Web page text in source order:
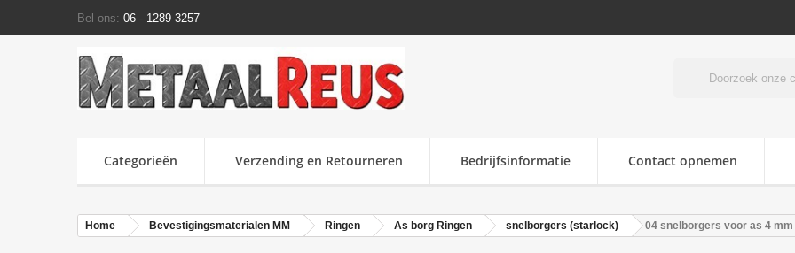
Bel ons: 06 - 1289 3257
Categorieën Verzending en Retourneren Bedrijfsinformatie Contact opnemen
Home Bevestigingsmaterialen MM Ringen As borg Ringen snelborgers (starlock) 04 snelborgers voor as 4